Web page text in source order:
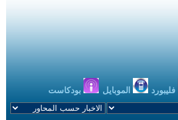
فليبورد الموبايل بودكاست